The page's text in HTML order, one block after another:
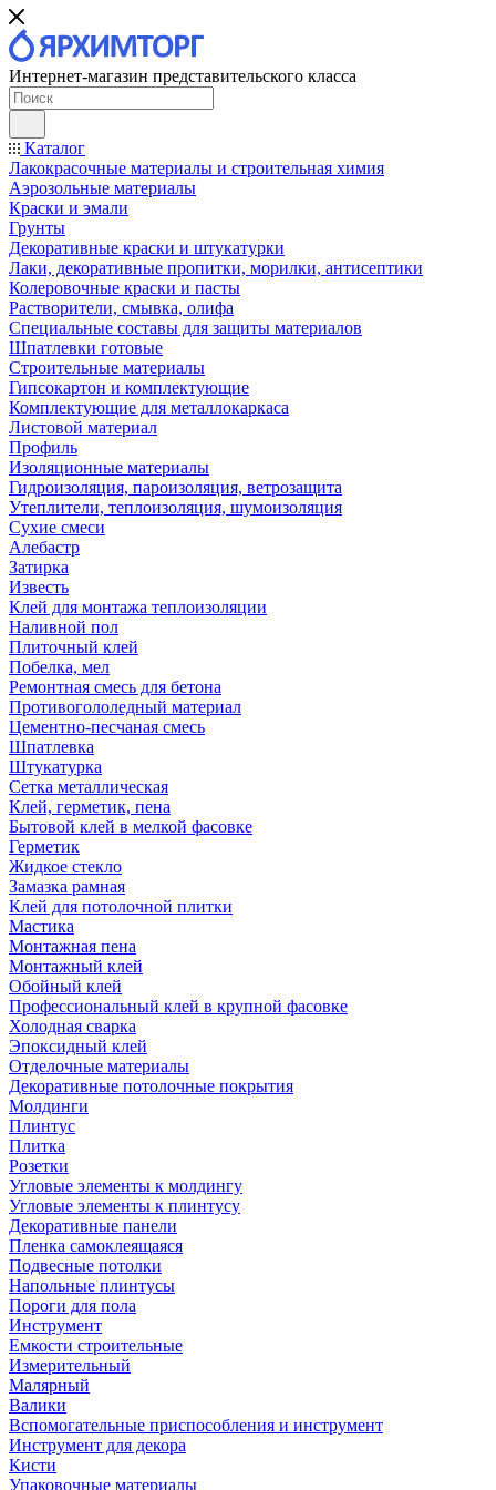
Интернет-магазин представительского класса
Каталог
Лакокрасочные материалы и строительная химия
Аэрозольные материалы
Краски и эмали
Грунты
Декоративные краски и штукатурки
Лаки, декоративные пропитки, морилки, антисептики
Колеровочные краски и пасты
Растворители, смывка, олифа
Специальные составы для защиты материалов
Шпатлевки готовые
Строительные материалы
Гипсокартон и комплектующие
Комплектующие для металлокаркаса
Листовой материал
Профиль
Изоляционные материалы
Гидроизоляция, пароизоляция, ветрозащита
Утеплители, теплоизоляция, шумоизоляция
Сухие смеси
Алебастр
Затирка
Известь
Клей для монтажа теплоизоляции
Наливной пол
Плиточный клей
Побелка, мел
Ремонтная смесь для бетона
Противогололедный материал
Цементно-песчаная смесь
Шпатлевка
Штукатурка
Сетка металлическая
Клей, герметик, пена
Бытовой клей в мелкой фасовке
Герметик
Жидкое стекло
Замазка рамная
Клей для потолочной плитки
Мастика
Монтажная пена
Монтажный клей
Обойный клей
Профессиональный клей в крупной фасовке
Холодная сварка
Эпоксидный клей
Отделочные материалы
Декоративные потолочные покрытия
Молдинги
Плинтус
Плитка
Розетки
Угловые элементы к молдингу
Угловые элементы к плинтусу
Декоративные панели
Пленка самоклеящаяся
Подвесные потолки
Напольные плинтусы
Пороги для пола
Инструмент
Емкости строительные
Измерительный
Малярный
Валики
Вспомогательные приспособления и инструмент
Инструмент для декора
Кисти
Упаковочные материалы